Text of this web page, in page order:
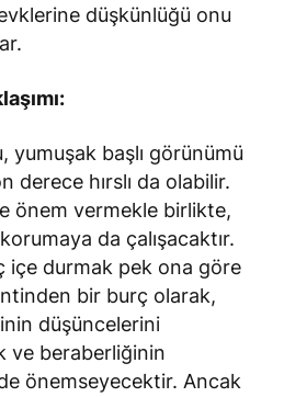
düşkünlüğü onu
yumuşak başlı görünümü
derece hırslı da olabilir.
önem vermekle birlikte,
korumaya da çalışacaktır.
içe durmak pek ona göre
bir burç olarak,
düşüncelerini
ve beraberliğinin
önemseyecektir. Ancak